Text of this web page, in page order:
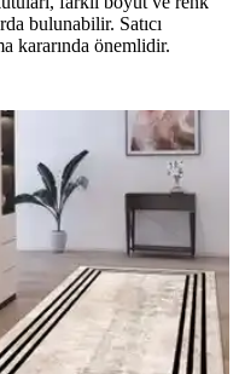
bulunabilir. Satıcı
kararında önemlidir.